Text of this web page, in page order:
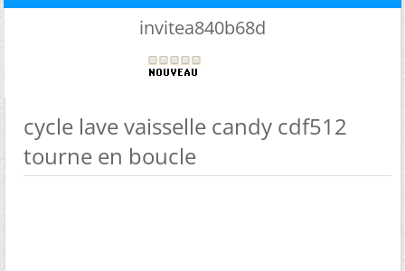
invitea840b68d
cycle lave vaisselle candy cdf512
tourne en boucle